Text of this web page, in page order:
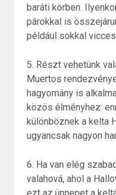
baráti körben.
párokkal is
például sokkal
5. Részt vehetünk
Muertos
hagyomány is
közös élményhez:
különböznek a kelta
ugyancsak nagyon
6. Ha van elég
valahová, ahol a